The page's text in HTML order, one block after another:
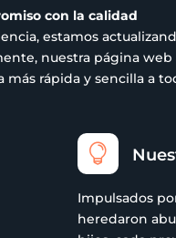
con la calidad
estamos
nuestra página
rápida y sencilla a

Impulsados
heredaron